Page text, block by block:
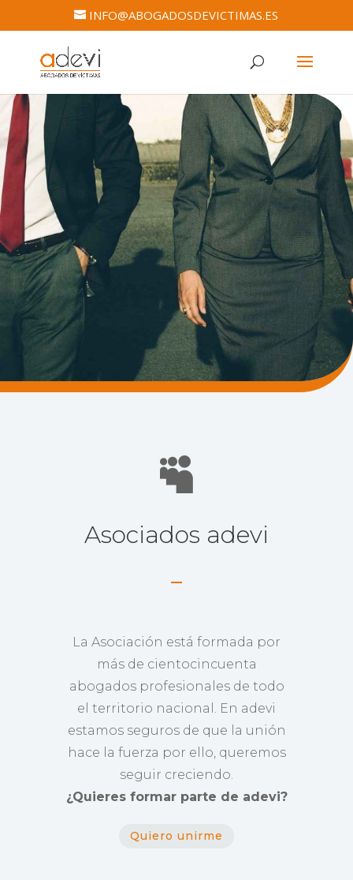
INFO@ABOGADOSDEVICTIMAS.ES

Asociados adevi
La Asociación está formada por
más de cientocincuenta
abogados profesionales de todo
el territorio nacional. En adevi
estamos seguros de que la unión
hace la fuerza por ello, queremos
seguir creciendo.
¿Quieres formar parte de adevi?
Quiero unirme